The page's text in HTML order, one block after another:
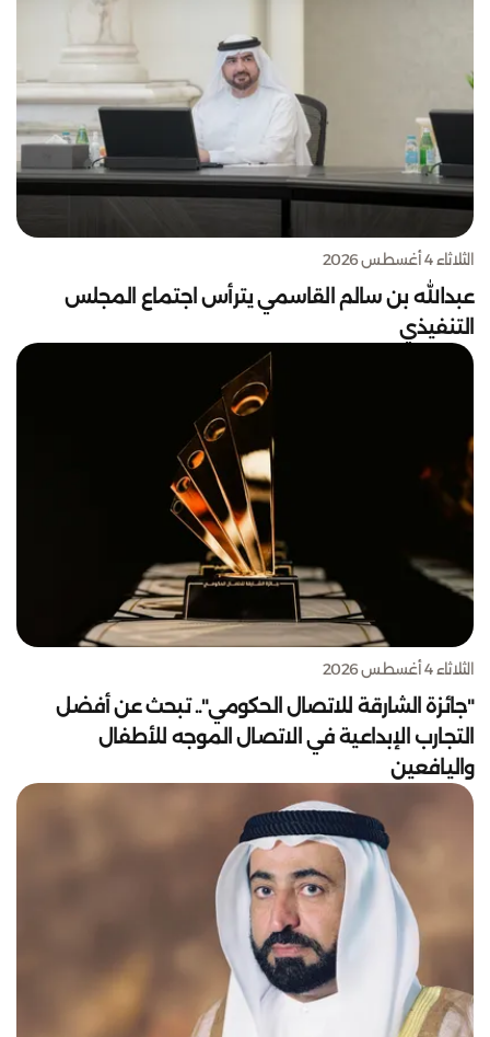
الثلاثاء 4 أغسطس 2026
عبدالله بن سالم القاسمي يترأس اجتماع المجلس
التنفيذي
الثلاثاء 4 أغسطس 2026
"جائزة الشارقة للاتصال الحكومي".. تبحث عن أفضل
التجارب الإبداعية في الاتصال الموجه للأطفال
واليافعين